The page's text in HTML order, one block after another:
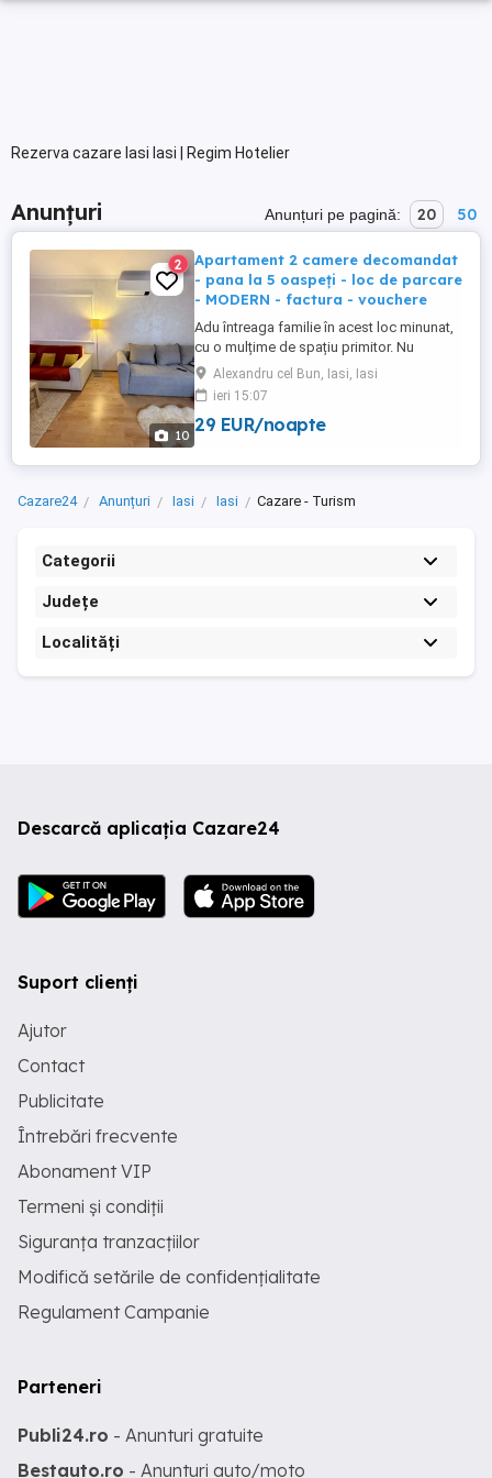
Rezerva cazare Iasi Iasi | Regim Hotelier
Anunțuri Anunțuri pe pagină: 20 50
10
2
Apartament 2 camere decomandat
- pana la 5 oaspeți - loc de parcare
- MODERN - factura - vouchere
Adu întreaga familie în acest loc minunat,
cu o mulțime de spațiu primitor. Nu
Raspundem in timp util aici? Sau ai mai
multe întrebări? HAI pe #abhomesiasi si
ajutam acolo cât de repede! Apartament
cu 2 camere by AB HOMES IASI, situat în
orasului. Spațiu modern, ...
Alexandru cel Bun, Iasi, Iasi
ieri 15:07
29 EUR/noapte
Cazare24 Anunțuri Iasi Iasi Cazare - Turism
Categorii
Județe
Localități
Descarcă aplicația Cazare24
Suport clienți
Ajutor
Contact
Publicitate
Întrebări frecvente
Abonament VIP
Termeni și condiții
Siguranța tranzacțiilor
Modifică setările de confidențialitate
Regulament Campanie
Parteneri
Publi24.ro - Anunturi gratuite
Bestauto.ro - Anunturi auto/moto